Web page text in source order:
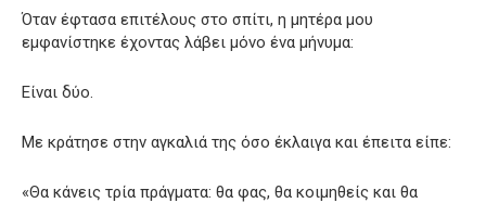
Όταν έφτασα επιτέλους στο σπίτι, η μητέρα μου
εμφανίστηκε έχοντας λάβει μόνο ένα μήνυμα:
Είναι δύο.
Με κράτησε στην αγκαλιά της όσο έκλαιγα και έπειτα είπε:
«Θα κάνεις τρία πράγματα: θα φας, θα κοιμηθείς και θα